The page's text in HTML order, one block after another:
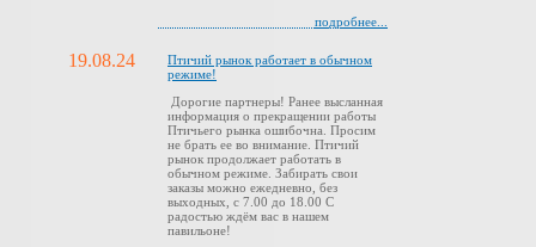
подробнее...
19.08.24
Птичий рынок работает в обычном
режиме!
Дорогие партнеры! Ранее высланная
информация о прекращении работы
Птичьего рынка ошибочна. Просим
не брать ее во внимание. Птичий
рынок продолжает работать в
обычном режиме. Забирать свои
заказы можно ежедневно, без
выходных, с 7.00 до 18.00 С
радостью ждём вас в нашем
павильоне!